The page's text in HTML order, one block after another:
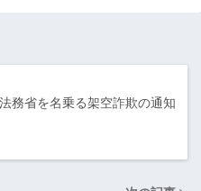
省を名乗る架空詐欺の通知